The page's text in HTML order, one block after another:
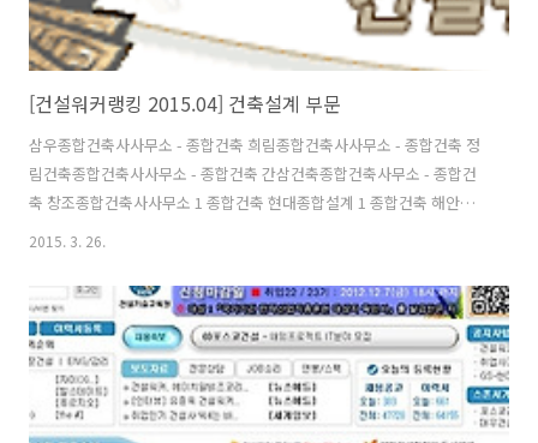
[건설워커랭킹 2015.04] 건축설계 부문
삼우종합건축사사무소 - 종합건축 희림종합건축사사무소 - 종합건축 정
림건축종합건축사사무소 - 종합건축 간삼건축종합건축사무소 - 종합건
축 창조종합건축사사무소 1 종합건축 현대종합설계 1 종합건축 해안종
: 건설워커 (순위 자세히 보기)
2015. 3. 26.